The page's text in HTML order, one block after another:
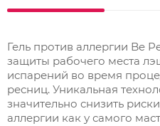
Гель против аллергии Be
защиты рабочего места
испарений во время
ресниц. Уникальная
значительно снизить
аллергии как у самого